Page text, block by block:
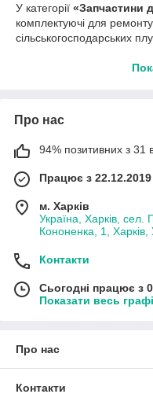
У категорії «Запчастини
комплектуючі для
сільськогосподарських
польові дошки, стійки,
Запчастини виготовлені з
Деталі сумісні з
служби сільгосптехніки.
Про нас
94% позитивних з 31
Працює з 22.12.2019
м. Харків
Україна, Харків, сел.
Кононенка, 1, Харків,
Контакти
Сьогодні працює з
Показати весь
Про нас
Контакти